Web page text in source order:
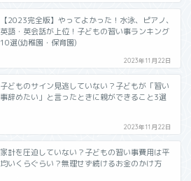
【2023完全版】やってよかった！水泳、ピアノ、
英語・英会話が上位！子どもの習い事ランキング
10選(幼稚園・保育園)
2023年11月22日
子どものサイン見逃していない？子どもが「習い
事辞めたい」と言ったときに親ができること3選
2023年11月22日
家計を圧迫していない？子どもの習い事費用は平
均いくらぐらい？無理せず続けるお金のかけ方